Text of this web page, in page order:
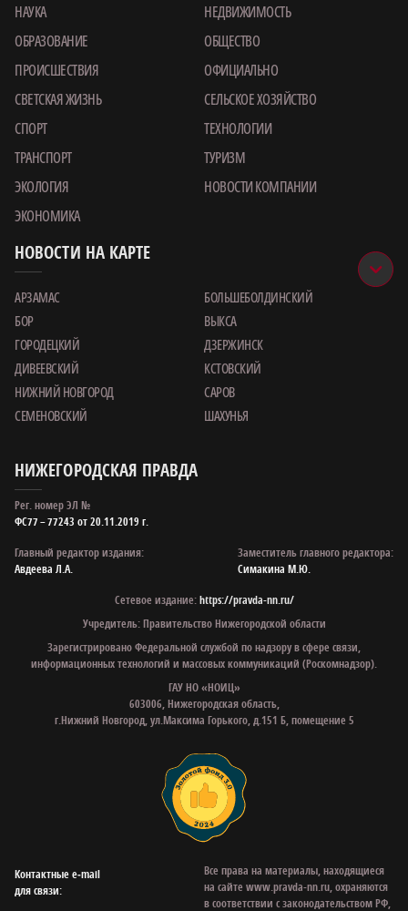
НАУКА
НЕДВИЖИМОСТЬ
ОБРАЗОВАНИЕ
ОБЩЕСТВО
ПРОИСШЕСТВИЯ
ОФИЦИАЛЬНО
СВЕТСКАЯ ЖИЗНЬ
СЕЛЬСКОЕ ХОЗЯЙСТВО
СПОРТ
ТЕХНОЛОГИИ
ТРАНСПОРТ
ТУРИЗМ
ЭКОЛОГИЯ
НОВОСТИ КОМПАНИИ
ЭКОНОМИКА
НОВОСТИ НА КАРТЕ
АРЗАМАС
БОЛЬШЕБОЛДИНСКИЙ
БОР
ВЫКСА
ГОРОДЕЦКИЙ
ДЗЕРЖИНСК
ДИВЕЕВСКИЙ
КСТОВСКИЙ
НИЖНИЙ НОВГОРОД
САРОВ
СЕМЕНОВСКИЙ
ШАХУНЬЯ
НИЖЕГОРОДСКАЯ ПРАВДА
Рег. номер ЭЛ №
ФС77 – 77243 от 20.11.2019 г.
Главный редактор издания:
Авдеева Л.А.
Заместитель главного редактора:
Симакина М.Ю.
Сетевое издание:https://pravda-nn.ru/
Учредитель: Правительство Нижегородской области
Зарегистрировано Федеральной службой по надзору в сфере связи,
информационных технологий и массовых коммуникаций (Роскомнадзор).
ГАУ НО «НОИЦ»
603006, Нижегородская область,
г.Нижний Новгород, ул.Максима Горького, д.151 Б, помещение 5
Контактные e‑mail
для связи:
Все права на материалы, находящиеся
на сайте www.pravda-nn.ru, охраняются
в соответствии с законодательством РФ,